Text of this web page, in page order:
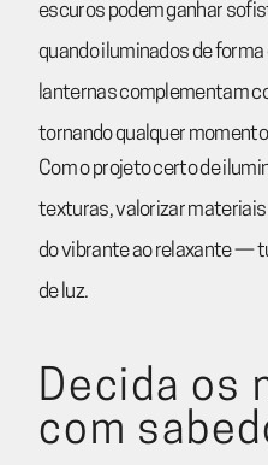
escuros podem ganhar
quando iluminados de
lanternas complementam
tornando qualquer
Com o projeto certo de
texturas, valorizar
do vibrante ao relaxante —
de luz.
Decida os
com